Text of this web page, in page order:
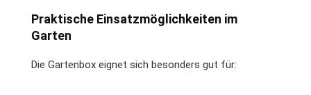
Praktische Einsatzmöglichkeiten im
Garten
Die Gartenbox eignet sich besonders gut für: